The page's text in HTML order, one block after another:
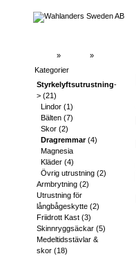
» »
Kategorier
Styrkelyftsutrustning-
> (21)
Lindor (1)
Bälten (7)
Skor (2)
Dragremmar(4)
Magnesia
Kläder (4)
Övrig utrustning (2)
Armbrytning (2)
Utrustning för
långbågeskytte (2)
Friidrott Kast (3)
Skinnryggsäckar (5)
Medeltidsstävlar &
skor (18)